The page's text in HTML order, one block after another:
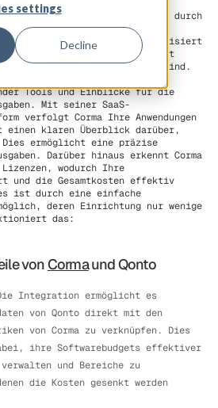
settings
Decline
für Unternehmen durch
einer digitalen Banking-
Diese Integration rationalisiert
und optimiert die Kosten, die mit
-Anwendungen verbunden sind.
Tools und Einblicke für die
Mit seiner SaaS-
verfolgt Corma Ihre Anwendungen
einen klaren Überblick darüber,
ermöglicht eine präzise
Darüber hinaus erkennt Corma
wodurch Ihre
und die Gesamtkosten effektiv
ist durch eine einfache
deren Einrichtung nur wenige
das:
vonCormaund Qonto
Integration ermöglicht es
von Qonto direkt mit den
von Corma zu verknüpfen. Dies
ihre Softwarebudgets effektiver
und Bereiche zu
die Kosten gesenkt werden